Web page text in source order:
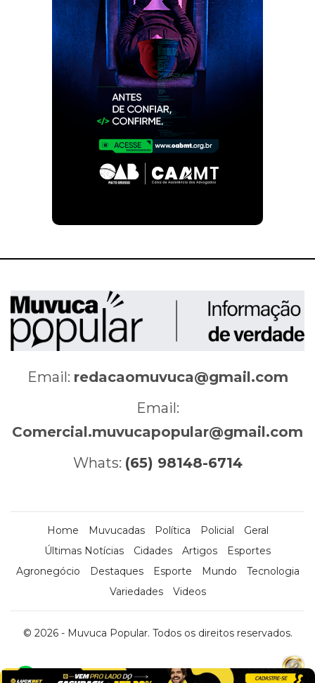
x
Email: redacaomuvuca@gmail.com
Email:
Comercial.muvucapopular@gmail.com
Whats: (65) 98148-6714
Home Muvucadas Política Policial
Geral
Últimas Notícias
Cidades Artigos
Esportes
Agronegócio
Destaques Esporte Mundo
Tecnologia
Variedades
Videos
© 2026 - Muvuca Popular. Todos os direitos reservados.